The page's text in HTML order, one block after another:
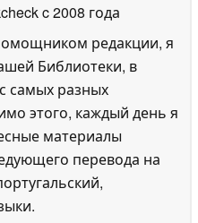
c 2008 года
редакции, я
Библиотеки, в
самых разных
этого, каждый день я
материалы
перевода на